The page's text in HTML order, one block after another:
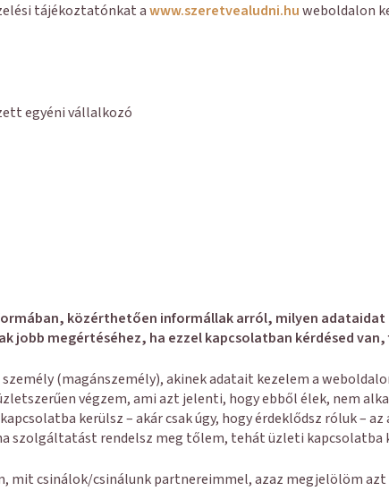
tájékoztatónkat awww.szeretvealudni.huweboldalon
egyéni vállalkozó
közérthetően informállak arról, milyen
jobb megértéséhez, ha ezzel kapcsolatban kérdésed
(magánszemély), akinek adatait kezelem a
végzem, ami azt jelenti, hogy ebből élek, nem
kerülsz – akár csak úgy, hogy érdeklődsz róluk –
szolgáltatást rendelsz meg tőlem, tehát üzleti kapcsolatba
mit csinálok/csinálunk partnereimmel, azaz megjelölöm azt